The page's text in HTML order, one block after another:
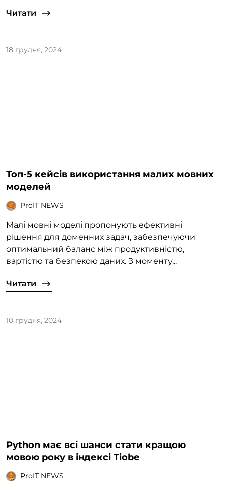
Читати
18 грудня, 2024
Топ-5 кейсів використання малих мовних
моделей
ProIT NEWS
Малі мовні моделі пропонують ефективні
рішення для доменних задач, забезпечуючи
оптимальний баланс між продуктивністю,
вартістю та безпекою даних. З моменту...
Читати
10 грудня, 2024
Python має всі шанси стати кращою
мовою року в індексі Tiobe
ProIT NEWS